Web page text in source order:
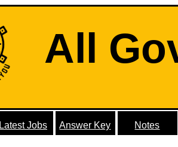
All
Latest Jobs Answer Key Notes